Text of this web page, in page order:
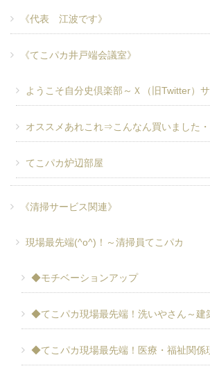
《代表 江波です》
《てこパカ井戸端会議室》
ようこそ自分史倶楽部～Ｘ（旧Twitter）
オススメあれこれ⇒こんなん買いました
てこパカ炉辺部屋
《清掃サービス関連》
現場最先端(^o^)！～清掃員てこパカ
◆モチベーションアップ
◆てこパカ現場最先端！洗いやさん～建
◆てこパカ現場最先端！医療・福祉関係